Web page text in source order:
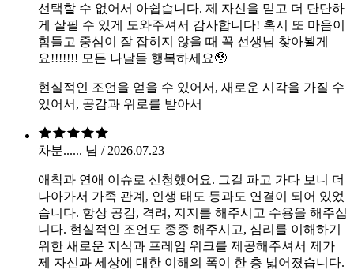
선택할 수 없어서 아쉽습니다. 제 자신을 믿고 더 단단하
게 살필 수 있게 도와주셔서 감사합니다! 혹시 또 마음이
힘들고 중심이 잘 잡히지 않을 때 꼭 선생님 찾아뵐게
요!!!!!!! 모든 나날들 행복하세요🥹
현실적인 조언을 얻을 수 있어서, 새로운 시각을 가질 수
있어서, 공감과 위로를 받아서
차분...... 님 / 2026.07.23
애착과 연애 이슈로 신청했어요. 그걸 파고 가다 보니 더
나아가서 가족 관계, 인생 태도 등과도 연결이 되어 있었
습니다. 항상 공감, 격려, 지지를 해주시고 수용을 해주십
니다. 현실적인 조언도 종종 해주시고, 심리를 이해하기
위한 새로운 지식과 프레임 워크를 제공해주셔서 제가
제 자신과 세상에 대한 이해의 폭이 한 층 넓어졌습니다.